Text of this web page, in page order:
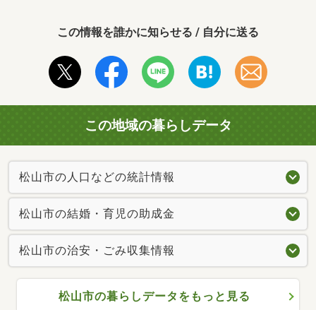
この情報を誰かに知らせる / 自分に送る
この地域の暮らしデータ
松山市の人口などの統計情報
松山市の結婚・育児の助成金
松山市の治安・ごみ収集情報
松山市の暮らしデータをもっと見る